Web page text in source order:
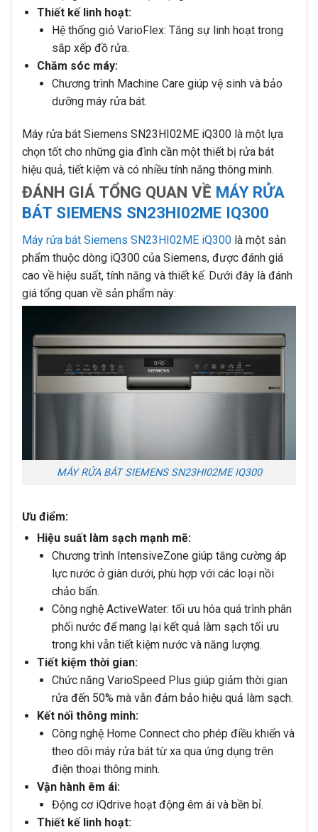
Thiết kế linh hoạt:
Hệ thống giỏ VarioFlex: Tăng sự linh hoạt trong
sắp xếp đồ rửa.
Chăm sóc máy:
Chương trình Machine Care giúp vệ sinh và bảo
dưỡng máy rửa bát.
Máy rửa bát Siemens SN23HI02ME iQ300 là một lựa
chọn tốt cho những gia đình cần một thiết bị rửa bát
hiệu quả, tiết kiệm và có nhiều tính năng thông minh.
ĐÁNH GIÁ TỔNG QUAN VỀ MÁY RỬA
BÁT SIEMENS SN23HI02ME IQ300
Máy rửa bát Siemens SN23HI02ME iQ300 là một sản
phẩm thuộc dòng iQ300 của Siemens, được đánh giá
cao về hiệu suất, tính năng và thiết kế. Dưới đây là đánh
giá tổng quan về sản phẩm này:
MÁY RỬA BÁT SIEMENS SN23HI02ME IQ300
Ưu điểm:
Hiệu suất làm sạch mạnh mẽ:
Chương trình IntensiveZone giúp tăng cường áp
lực nước ở giàn dưới, phù hợp với các loại nồi
chảo bẩn.
Công nghệ ActiveWater: tối ưu hóa quá trình phân
phối nước để mang lại kết quả làm sạch tối ưu
trong khi vẫn tiết kiệm nước và năng lượng.
Tiết kiệm thời gian:
Chức năng VarioSpeed Plus giúp giảm thời gian
rửa đến 50% mà vẫn đảm bảo hiệu quả làm sạch.
Kết nối thông minh:
Công nghệ Home Connect cho phép điều khiển và
theo dõi máy rửa bát từ xa qua ứng dụng trên
điện thoại thông minh.
Vận hành êm ái:
Động cơ iQdrive hoạt động êm ái và bền bỉ.
Thiết kế linh hoạt: